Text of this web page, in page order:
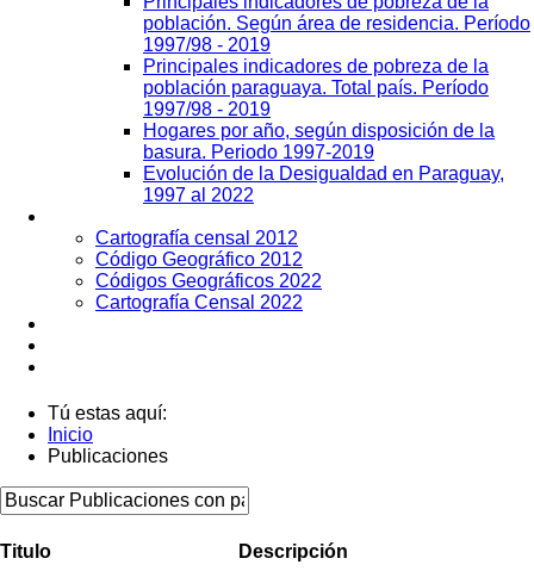
población. Según área de residencia. Período
1997/98 - 2019
Principales indicadores de pobreza de la
población paraguaya. Total país. Período
1997/98 - 2019
Hogares por año, según disposición de la
basura. Periodo 1997-2019
Evolución de la Desigualdad en Paraguay,
1997 al 2022
Cartografía censal 2012
Código Geográfico 2012
Códigos Geográficos 2022
Cartografía Censal 2022
Tú estas aquí:
Inicio
Publicaciones
Titulo Descripción